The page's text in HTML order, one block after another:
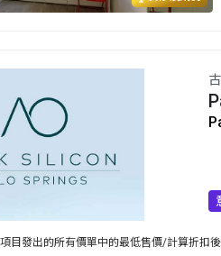
目發出的所有價單中的最低售價/計算折扣